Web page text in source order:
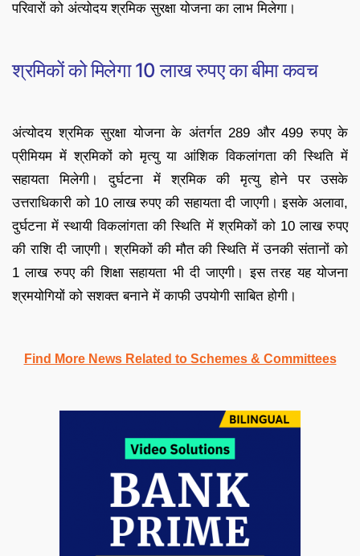
परिवारों को अंत्योदय श्रमिक सुरक्षा योजना का लाभ मिलेगा।
श्रमिकों को मिलेगा 10 लाख रुपए का बीमा कवच
अंत्योदय श्रमिक सुरक्षा योजना के अंतर्गत 289 और 499 रुपए के
प्रीमियम में श्रमिकों को मृत्यु या आंशिक विकलांगता की स्थिति में
सहायता मिलेगी। दुर्घटना में श्रमिक की मृत्यु होने पर उसके
उत्तराधिकारी को 10 लाख रुपए की सहायता दी जाएगी। इसके अलावा,
दुर्घटना में स्थायी विकलांगता की स्थिति में श्रमिकों को 10 लाख रुपए
की राशि दी जाएगी। श्रमिकों की मौत की स्थिति में उनकी संतानों को
1 लाख रुपए की शिक्षा सहायता भी दी जाएगी। इस तरह यह योजना
श्रमयोगियों को सशक्त बनाने में काफी उपयोगी साबित होगी।
Find More News Related to Schemes & Committees